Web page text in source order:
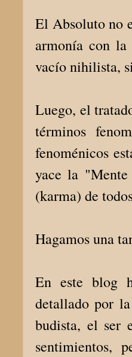
El Absoluto no
armonía con
vacío nihilista,
Luego, el
términos
fenoménicos
yace la
(karma) de
Hagamos una
En este blog
detallado por
budista, el ser
sentimientos,